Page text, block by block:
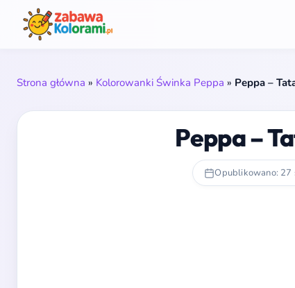
Strona główna » Kolorowanki Świnka Peppa » Peppa –
Peppa –
Opublikowano: 27